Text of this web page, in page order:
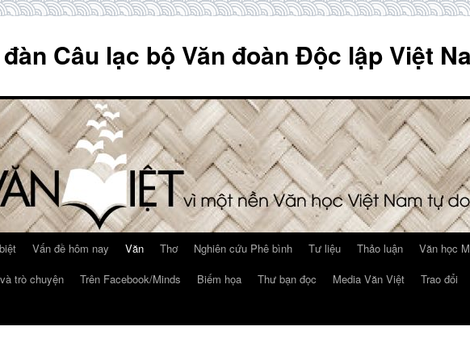
Câu lạc bộ Văn đoàn Độc lập Việt
Vấn đề hôm nay Văn Thơ Nghiên cứu Phê bình Tư liệu Thảo luận Văn học
trò chuyện
Trên Facebook/Minds Biếm họa Thư bạn đọc Media Văn Việt Trao đổi